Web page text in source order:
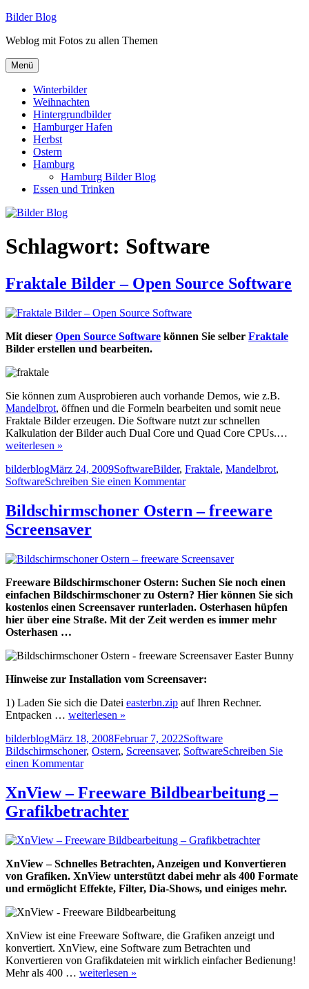
Zum
springen
Bilder Blog
Weblog mit Fotos zu allen Themen
Menü
Winterbilder
Weihnachten
Hintergrundbilder
Hamburger Hafen
Herbst
Ostern
Hamburg
Hamburg Bilder Blog
Essen und Trinken
Schlagwort: Software
Fraktale Bilder – Open Source Software
Mit dieser Open Source Software können Sie selber Fraktale
Bilder erstellen und bearbeiten.
Sie können zum Ausprobieren auch vorhande Demos, wie z.B.
Mandelbrot, öffnen und die Formeln bearbeiten und somit neue
Fraktale Bilder erzeugen. Die Software nutzt zur schnellen
Kalkulation der Bilder auch Dual Core und Quad Core CPUs.…
weiterlesen »
Autor
bilderblogVeröffentlicht
am
März 24, 2009Kategorien
SoftwareSchlagwörter
Bilder, Fraktale, Mandelbrot,
SoftwareSchreiben Sie einen Kommentarzu
Bilder
–
Software
Bildschirmschoner Ostern – freeware
Screensaver
Freeware Bildschirmschoner Ostern: Suchen Sie noch einen
einfachen Bildschirmschoner zu Ostern? Hier können Sie sich
kostenlos einen Screensaver runterladen. Osterhasen hüpfen
hier über eine Straße. Mit der Zeit werden es immer mehr
Osterhasen …
Hinweise zur Installation vom Screensaver:
1) Laden Sie sich die Datei easterbn.zip auf Ihren Rechner.
Entpacken … weiterlesen »
Autor
bilderblogVeröffentlicht
am
März 18, 2008Februar 7, 2022Kategorien
SoftwareSchlagwörter
Bildschirmschoner, Ostern, Screensaver, SoftwareSchreiben Sie
einen Kommentarzu
Ostern
–
freeware
XnView – Freeware Bildbearbeitung –
Grafikbetrachter
XnView – Schnelles Betrachten, Anzeigen und Konvertieren
von Grafiken. XnView unterstützt dabei mehr als 400 Formate
und ermöglicht Effekte, Filter, Dia-Shows, und einiges mehr.
XnView ist eine Freeware Software, die Grafiken anzeigt und
konvertiert. XnView, eine Software zum Betrachten und
Konvertieren von Grafikdateien mit wirklich einfacher Bedienung!
Mehr als 400 … weiterlesen »